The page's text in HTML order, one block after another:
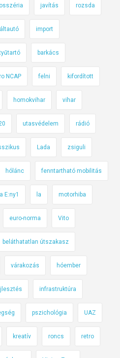
javítás rozsda
import
barkács
NCAP felni kifordított
homokvihar vihar
utasvédelem rádió
Lada zsiguli
hólánc fenntartható mobilitás
E:ny1 la motorhiba
euro-norma Vito
beláthatatlan útszakasz
várakozás hóember
infrastruktúra
pszichológia UAZ
kreatív roncs retro